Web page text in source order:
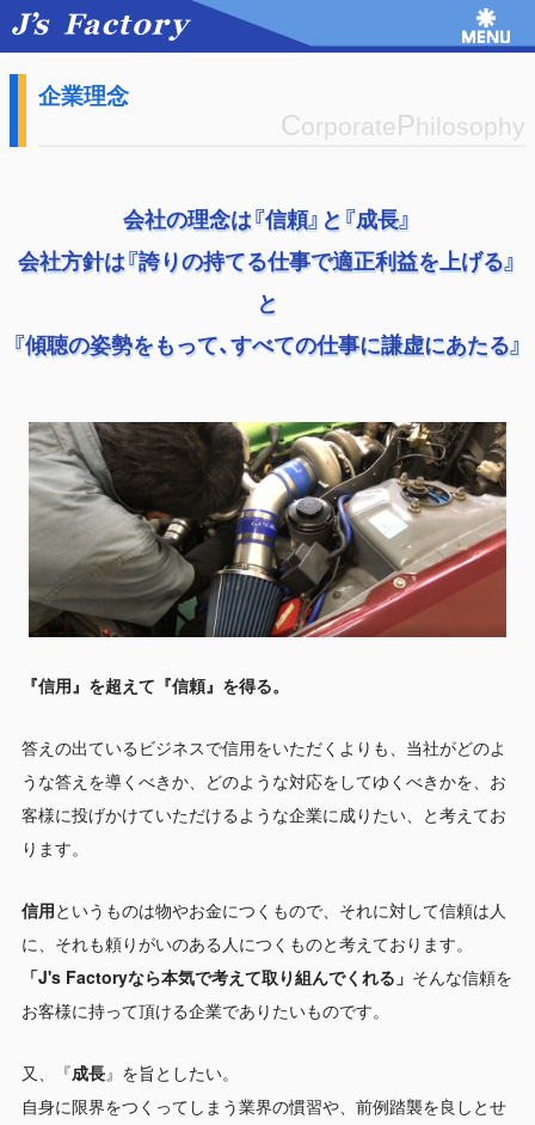
企業理念
CorporatePhilosophy
会社の理念は『信頼』と『成長』
会社方針は『誇りの持てる仕事で適正利益を上げる』
と
『傾聴の姿勢をもって、すべての仕事に謙虚にあたる』
『信用』を超えて『信頼』を得る。
答えの出ているビジネスで信用をいただくよりも、当社がどのよ
うな答えを導くべきか、どのような対応をしてゆくべきかを、お
客様に投げかけていただけるような企業に成りたい、と考えてお
ります。
信用というものは物やお金につくもので、それに対して信頼は人
に、それも頼りがいのある人につくものと考えております。
「J's Factoryなら本気で考えて取り組んでくれる」 そんな信頼を
お客様に持って頂ける企業でありたいものです。
又、『成長』を旨としたい。
自身に限界をつくってしまう業界の慣習や、前例踏襲を良しとせ